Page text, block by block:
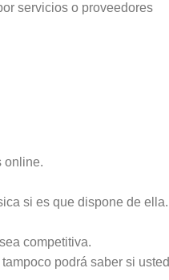
servicios o proveedores
online.
si es que dispone de ella.
competitiva.
podrá saber si usted